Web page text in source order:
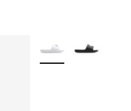
Weitere Farben